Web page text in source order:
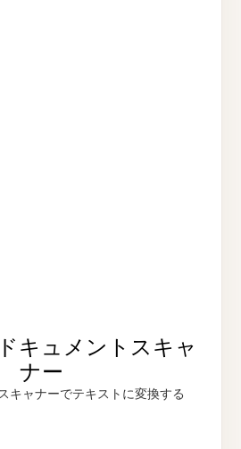
キュメントスキャ
ナー
キャナーでテキストに変換する